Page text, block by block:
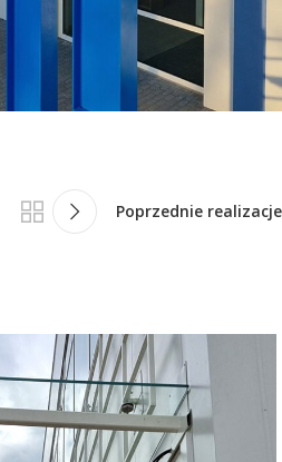
Poprzednie realizacje